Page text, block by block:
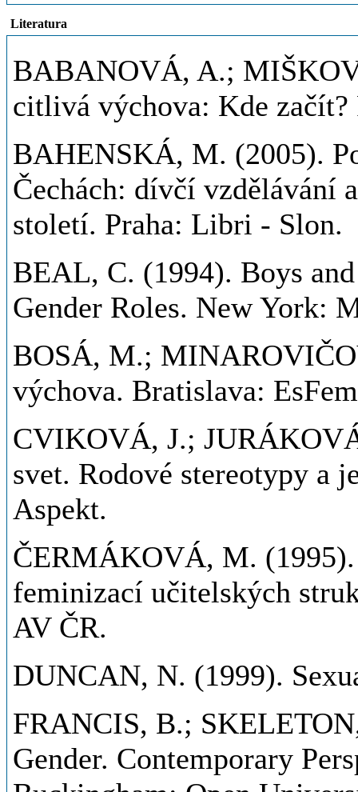
Literatura
BABANOVÁ, A.;
citlivá výchova: Kde začít?
BAHENSKÁ, M. (2005).
Čechách: dívčí vzdělávání
století. Praha: Libri - Slon.
BEAL, C. (1994). Boys
Gender Roles. New York:
BOSÁ, M.;
výchova. Bratislava:
CVIKOVÁ, J.;
svet. Rodové stereotypy a
Aspekt.
ČERMÁKOVÁ, M.
feminizací učitelských
AV ČR.
DUNCAN, N. (1999).
FRANCIS, B.;
Gender. Contemporary